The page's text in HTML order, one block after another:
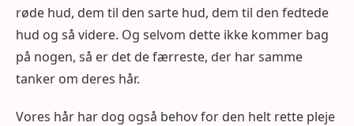
røde hud, dem til den sarte hud, dem til den fedtede
hud og så videre. Og selvom dette ikke kommer bag
på nogen, så er det de færreste, der har samme
tanker om deres hår.
Vores hår har dog også behov for den helt rette pleje